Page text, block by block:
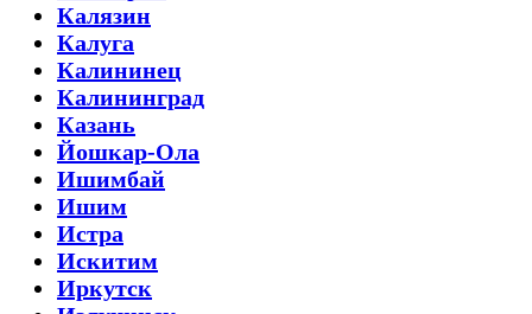
Калязин
Калуга
Калининец
Калининград
Казань
Йошкар-Ола
Ишимбай
Ишим
Истра
Искитим
Иркутск